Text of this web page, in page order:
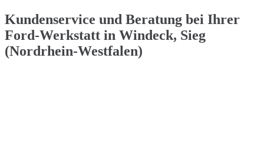
Kundenservice und Beratung bei Ihrer
Ford-Werkstatt in Windeck, Sieg
(Nordrhein-Westfalen)